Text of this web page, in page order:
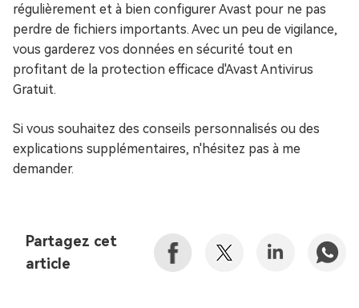
régulièrement et à bien configurer Avast pour ne pas
perdre de fichiers importants. Avec un peu de vigilance,
vous garderez vos données en sécurité tout en
profitant de la protection efficace d'Avast Antivirus
Gratuit.
Si vous souhaitez des conseils personnalisés ou des
explications supplémentaires, n'hésitez pas à me
demander.
Partagez cet
article